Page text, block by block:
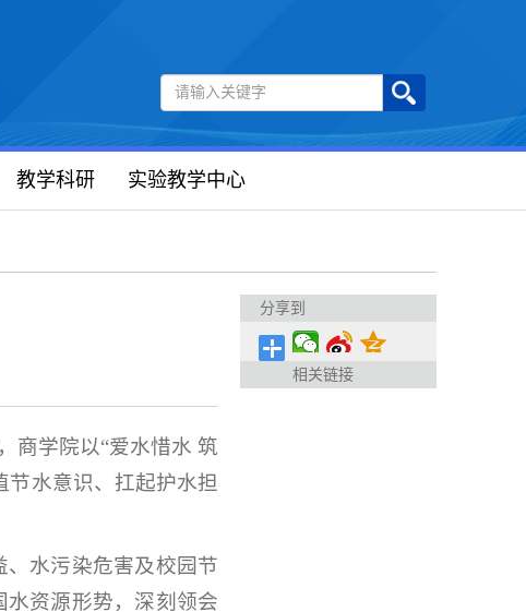
教学科研 实验教学中心
商学院以“爱水惜水 筑
节水意识、扛起护水担
水污染危害及校园节
资源形势，深刻领会
分享到
相关链接